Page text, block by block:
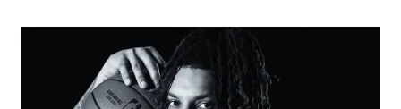
人贩子“梅姨”真实姓名曝光